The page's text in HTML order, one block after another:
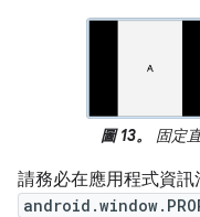
圖 13。 固定
請務必在應用程式資